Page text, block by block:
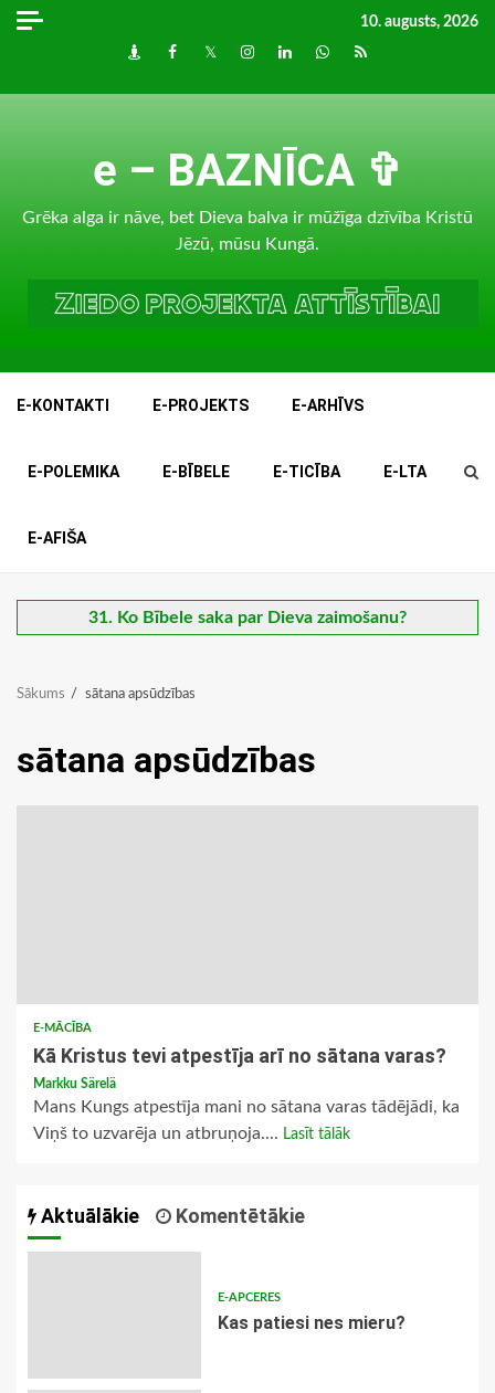
Skip
10. augusts, 2026
DraugiemFacebook
TwitterInstagram
LinkedInwhatsapp
RSS
e – BAZNĪCA ✞
Grēka alga ir nāve, bet Dieva balva ir mūžīga dzīvība Kristū
Jēzū, mūsu Kungā.
E-KONTAKTI E-PROJEKTS E-ARHĪVS
E-POLEMIKA E-BĪBELE E-TICĪBA E-LTA
E-AFIŠA
31. Ko Bībele saka par Dieva zaimošanu?
Sākums sātana apsūdzības
sātana apsūdzības
E-MĀCĪBA
Kā Kristus tevi atpestīja arī no sātana varas?
Markku Särelä
Mans Kungs atpestīja mani no sātana varas tādējādi, ka
Viņš to uzvarēja un atbruņoja.... Lasīt tālāk
Aktuālākie Komentētākie
E-APCERES
​Kas patiesi nes mieru?